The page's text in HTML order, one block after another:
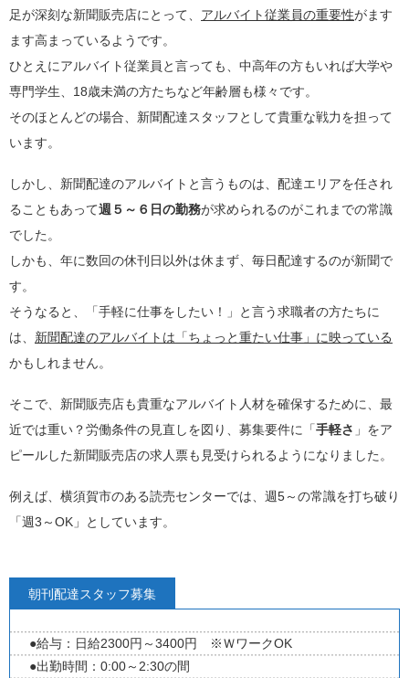
足が深刻な新聞販売店にとって、 アルバイト従業員の重要性がます
ます高まっているようです。
ひとえにアルバイト従業員と言っても、中高年の方もいれば大学や
専門学生、18歳未満の方たちなど年齢層も様々です。
そのほとんどの場合、新聞配達スタッフとして貴重な戦力を担って
います。
しかし、新聞配達のアルバイトと言うものは、配達エリアを任され
ることもあって週５～６日の勤務が求められるのがこれまでの常識
でした。
しかも、年に数回の休刊日以外は休まず、毎日配達するのが新聞で
す。
そうなると、「手軽に仕事をしたい！」と言う求職者の方たちに
は、 新聞配達のアルバイトは「ちょっと重たい仕事」に映っている
かもしれません。
そこで、新聞販売店も貴重なアルバイト人材を確保するために、最
近では重い？労働条件の見直しを図り、募集要件に「 手軽さ 」をア
ピールした新聞販売店の求人票も見受けられるようになりました。
例えば、横須賀市のある読売センターでは、週5～の常識を打ち破り
「週3～OK」としています。
朝刊配達スタッフ募集
●給与：日給2300円～3400円 ※ＷワークOK
●出勤時間：0:00～2:30の間